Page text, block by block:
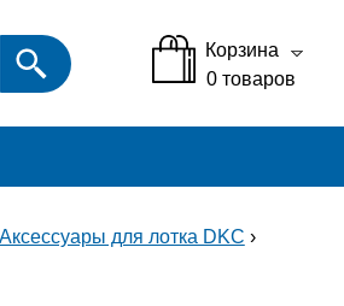
Корзина
0 товаров
Аксессуары для лотка DKC ›